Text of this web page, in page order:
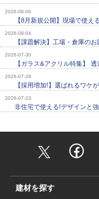
2026-08-06
【8月新規公開】現場で使え
2026-08-04
【課題解決】工場・倉庫の
2026-07-30
【ガラス&アクリル特集】
2026-07-28
【採用増加!】選ばれるワケ
2026-07-23
非住宅で使える!デザインと
建材を探す